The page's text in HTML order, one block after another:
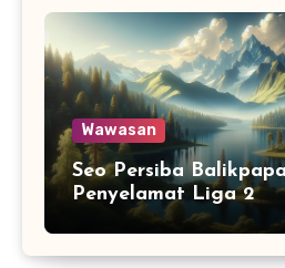
Wawasan
Seo Persiba
Penyelamat Liga 2